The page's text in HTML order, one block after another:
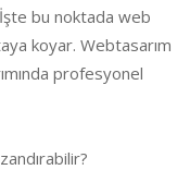
bu noktada web
koyar. Webtasarım
profesyonel